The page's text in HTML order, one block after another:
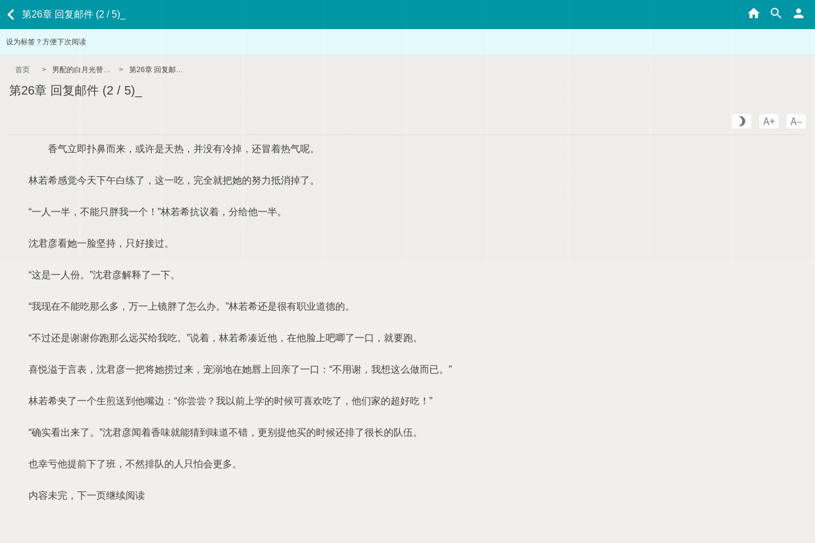
第26章 回复邮件 (2 / 5)_
设为标签？方便下次阅读
首页 > 男配的白月光替身（1v1 SC） > 第26章 回复邮件 (2 / 5)_
第26章 回复邮件 (2 / 5)_
香气立即扑鼻而来，或许是天热，并没有冷掉，还冒着热气呢。
林若希感觉今天下午白练了，这一吃，完全就把她的努力抵消掉了。
“一人一半，不能只胖我一个！”林若希抗议着，分给他一半。
沈君彦看她一脸坚持，只好接过。
“这是一人份。”沈君彦解释了一下。
“我现在不能吃那么多，万一上镜胖了怎么办。”林若希还是很有职业道德的。
“不过还是谢谢你跑那么远买给我吃。”说着，林若希凑近他，在他脸上吧唧了一口，就要跑。
喜悦溢于言表，沈君彦一把将她捞过来，宠溺地在她唇上回亲了一口：“不用谢，我想这么做而已。”
林若希夹了一个生煎送到他嘴边：“你尝尝？我以前上学的时候可喜欢吃了，他们家的超好吃！”
“确实看出来了。”沈君彦闻着香味就能猜到味道不错，更别提他买的时候还排了很长的队伍。
也幸亏他提前下了班，不然排队的人只怕会更多。
内容未完，下一页继续阅读